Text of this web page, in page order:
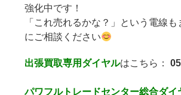
強化中です！
「これ売れるかな？」という電線
にご相談ください
出張買取専用ダイヤルはこちら：
パワフルトレードセンター総合ダイ